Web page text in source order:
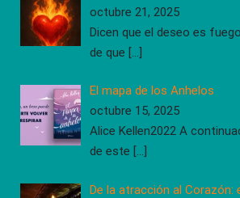
octubre 21, 2025
Dicen que el deseo es
de que […]
El mapa de los Anhelos
octubre 15, 2025
Alice Kellen2022 A
de este […]
De la atracción al Corazón: